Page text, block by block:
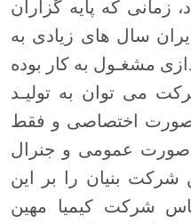
زمانی که پایه گزاران
سال های زیادی به
مشغـول به کار بوده
می توان به تولیـد
صورت اختصاصی و فقط
صورت عمومی و جنرال
شرکت بنیان را بر این
شرکت کیمیا مهین